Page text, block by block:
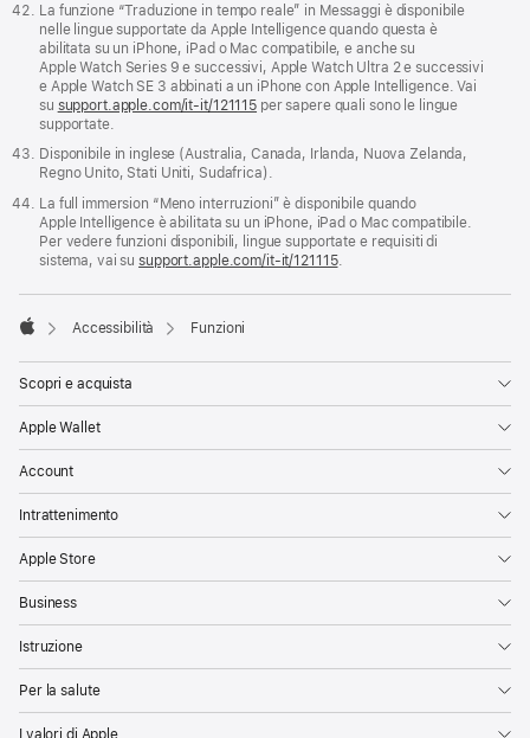
La funzione “Traduzione in tempo reale” in Messaggi è disponibile
nelle lingue supportate da Apple Intelligence quando questa è
abilitata su un iPhone, iPad o Mac compatibile, e anche su
Apple Watch Series 9 e successivi, Apple Watch Ultra 2 e successivi
e Apple Watch SE 3 abbinati a un iPhone con Apple Intelligence. Vai
su support.apple.com/it-it/121115 per sapere quali sono le lingue
supportate.
Disponibile in inglese (Australia, Canada, Irlanda, Nuova Zelanda,
Regno Unito, Stati Uniti, Sudafrica).
La full immersion “Meno interruzioni” è disponibile quando
Apple Intelligence è abilitata su un iPhone, iPad o Mac compatibile.
Per vedere funzioni disponibili, lingue supportate e requisiti di
sistema, vai susupport.apple.com/it-it/121115.

Accessibilità Funzioni
Scopri e acquista
Apple Wallet
Account
Intrattenimento
Apple Store
Business
Istruzione
Per la salute